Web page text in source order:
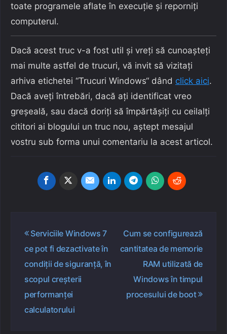
toate programele aflate în execuție și reporniți
computerul.
Dacă acest truc v-a fost util și vreți să cunoașteți
mai multe astfel de trucuri, vă invit să vizitați
arhiva etichetei “Trucuri Windows“ dând click aici.
Dacă aveți întrebări, dacă ați identificat vreo
greșeală, sau dacă doriți să împărtășiți cu ceilalți
cititori ai blogului un truc nou, aștept mesajul
vostru sub forma unui comentariu la acest articol.
Navigare
articole
Serviciile Windows 7
ce pot fi dezactivate în
condiții de siguranță, în
scopul creșterii
performanței
calculatorului
Cum se configurează
cantitatea de memorie
RAM utilizată de
Windows în timpul
procesului de boot